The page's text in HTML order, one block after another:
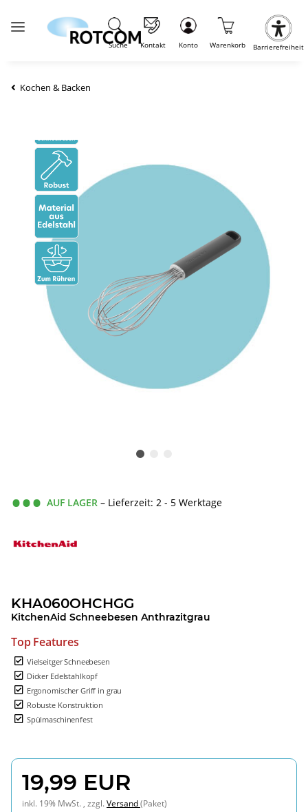
Suche Kontakt Konto Warenkorb Barrierefreiheit
Kochen & Backen
AUF LAGER – Lieferzeit: 2 - 5 Werktage
KHA060OHCHGG
KitchenAid Schneebesen Anthrazitgrau
Top Features
Vielseitger Schneebesen
Dicker Edelstahlkopf
Ergonomischer Griff in grau
Robuste Konstruktion
Spülmaschinenfest
19,99 EUR
inkl. 19% MwSt. , zzgl.Versand(Paket)